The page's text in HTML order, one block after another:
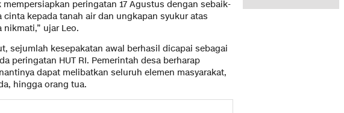
peringatan 17 Agustus dengan sebaik-
cinta kepada tanah air dan ungkapan syukur atas
nikmati,” ujar Leo.
sejumlah kesepakatan awal berhasil dicapai sebagai
peringatan HUT RI. Pemerintah desa berharap
dapat melibatkan seluruh elemen masyarakat,
hingga orang tua.